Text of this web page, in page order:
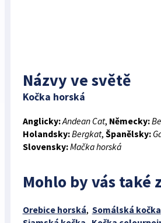
Názvy ve světě
Kočka horská
Anglicky:Andean Cat, Německy:
Holandsky:Bergkat, Španělsky:
Slovensky:Mačka horská
Mohlo by vás také
Orebice horská, Somálská kočka